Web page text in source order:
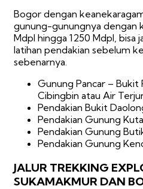
Bogor dengan
gunung-gunungnya dengan
Mdpl hingga 1250 Mdpl, bisa
latihan pendakian sebelum
sebenarnya.
Gunung Pancar – Bukit
Cibingbin atau Air
Pendakian Bukit
Pendakian Gunung
Pendakian Gunung
Pendakian Gunung
JALUR TREKKING
SUKAMAKMUR DAN